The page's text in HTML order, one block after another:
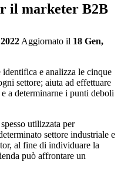
il marketer B2B
Aggiornato il 18 Gen,
e analizza le cinque
settore; aiuta ad effettuare
a determinarne i punti deboli
utilizzata per
settore industriale e
al fine di individuare la
può affrontare un